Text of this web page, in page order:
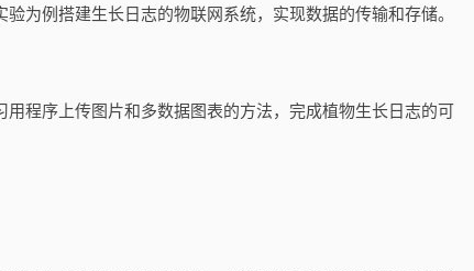
为例搭建生长日志的物联网系统，实现数据的传输和存储。
程序上传图片和多数据图表的方法，完成植物生长日志的可